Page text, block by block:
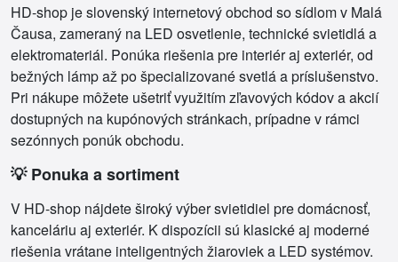
HD-shop je slovenský internetový obchod so sídlom v Malá
Čausa, zameraný na LED osvetlenie, technické svietidlá a
elektromateriál. Ponúka riešenia pre interiér aj exteriér, od
bežných lámp až po špecializované svetlá a príslušenstvo.
Pri nákupe môžete ušetriť využitím zľavových kódov a akcií
dostupných na kupónových stránkach, prípadne v rámci
sezónnych ponúk obchodu.
💡 Ponuka a sortiment
V HD-shop nájdete široký výber svietidiel pre domácnosť,
kanceláriu aj exteriér. K dispozícii sú klasické aj moderné
riešenia vrátane inteligentných žiaroviek a LED systémov.